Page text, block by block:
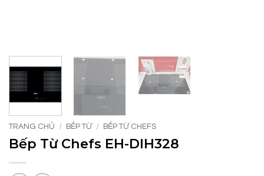
TRANG CHỦ / BẾP TỪ / BẾP TỪ CHEFS
Bếp Từ Chefs EH-DIH328